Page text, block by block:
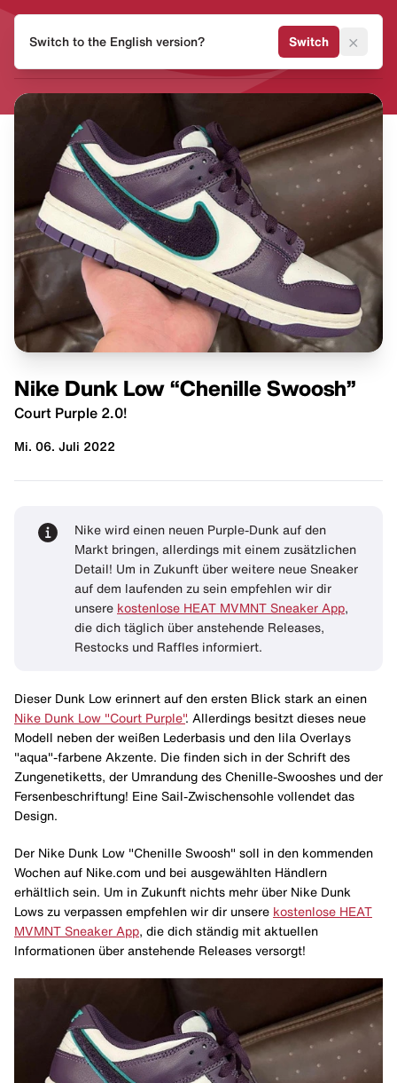
MVMNT
Nike Dunk Low “Chenille Swoosh”
Court Purple 2.0!
Mi. 06. Juli 2022
Nike wird einen neuen Purple-Dunk auf den
Markt bringen, allerdings mit einem zusätzlichen
Detail! Um in Zukunft über weitere neue Sneaker
auf dem laufenden zu sein empfehlen wir dir
unsere kostenlose HEAT MVMNT Sneaker App,
die dich täglich über anstehende Releases,
Restocks und Raffles informiert.
Dieser Dunk Low erinnert auf den ersten Blick stark an einen
Nike Dunk Low "Court Purple". Allerdings besitzt dieses neue
Modell neben der weißen Lederbasis und den lila Overlays
"aqua"-farbene Akzente. Die finden sich in der Schrift des
Zungenetiketts, der Umrandung des Chenille-Swooshes und der
Fersenbeschriftung! Eine Sail-Zwischensohle vollendet das
Design.
Der Nike Dunk Low "Chenille Swoosh" soll in den kommenden
Wochen auf Nike.com und bei ausgewählten Händlern
erhältlich sein. Um in Zukunft nichts mehr über Nike Dunk
Lows zu verpassen empfehlen wir dir unsere kostenlose HEAT
MVMNT Sneaker App, die dich ständig mit aktuellen
Informationen über anstehende Releases versorgt!
Switch to the English version? Switch ×